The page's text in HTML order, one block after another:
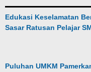
Edukasi Keselamatan
Sasar Ratusan Pelajar
Puluhan UMKM